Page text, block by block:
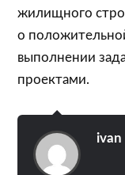
жилищного
о
выполнении
проектами.
ivan